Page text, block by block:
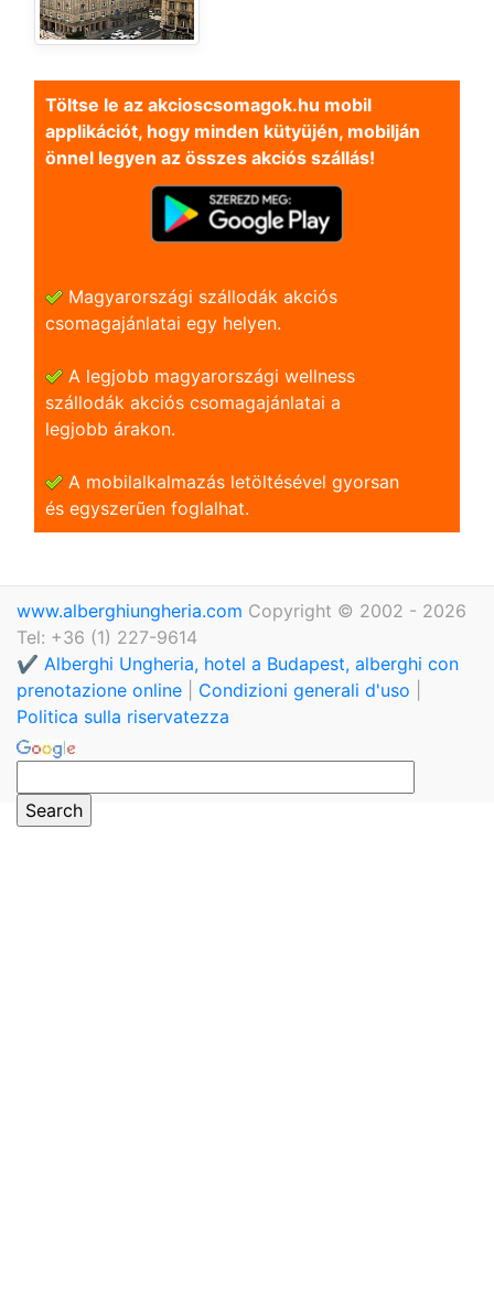
Töltse le az akcioscsomagok.hu mobil
applikációt, hogy minden kütyüjén, mobilján
önnel legyen az összes akciós szállás!
Magyarországi szállodák akciós
csomagajánlatai egy helyen.
A legjobb magyarországi wellness
szállodák akciós csomagajánlatai a
legjobb árakon.
A mobilalkalmazás letöltésével gyorsan
és egyszerũen foglalhat.
www.alberghiungheria.com Copyright © 2002 - 2026
Tel: +36 (1) 227-9614
✔️ Alberghi Ungheria, hotel a Budapest, alberghi con
prenotazione online
Condizioni generali d'uso
Politica sulla riservatezza